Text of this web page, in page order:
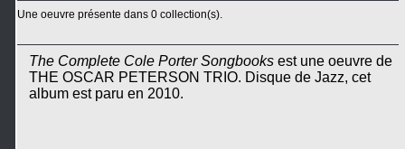
Une oeuvre présente dans 0 collection(s).
The Complete Cole Porter Songbooksest une oeuvre de
THE OSCAR PETERSON TRIO. Disque de Jazz, cet
album est paru en 2010.